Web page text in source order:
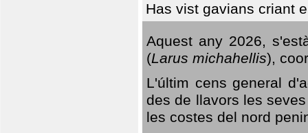
Has vist gavians criant
Aquest any 2026,
(Larus michahellis),
L'últim cens general
des de llavors les
les costes del nord